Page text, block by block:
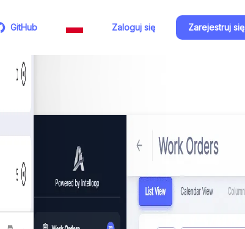
GitHub Zaloguj się Zarejestruj się